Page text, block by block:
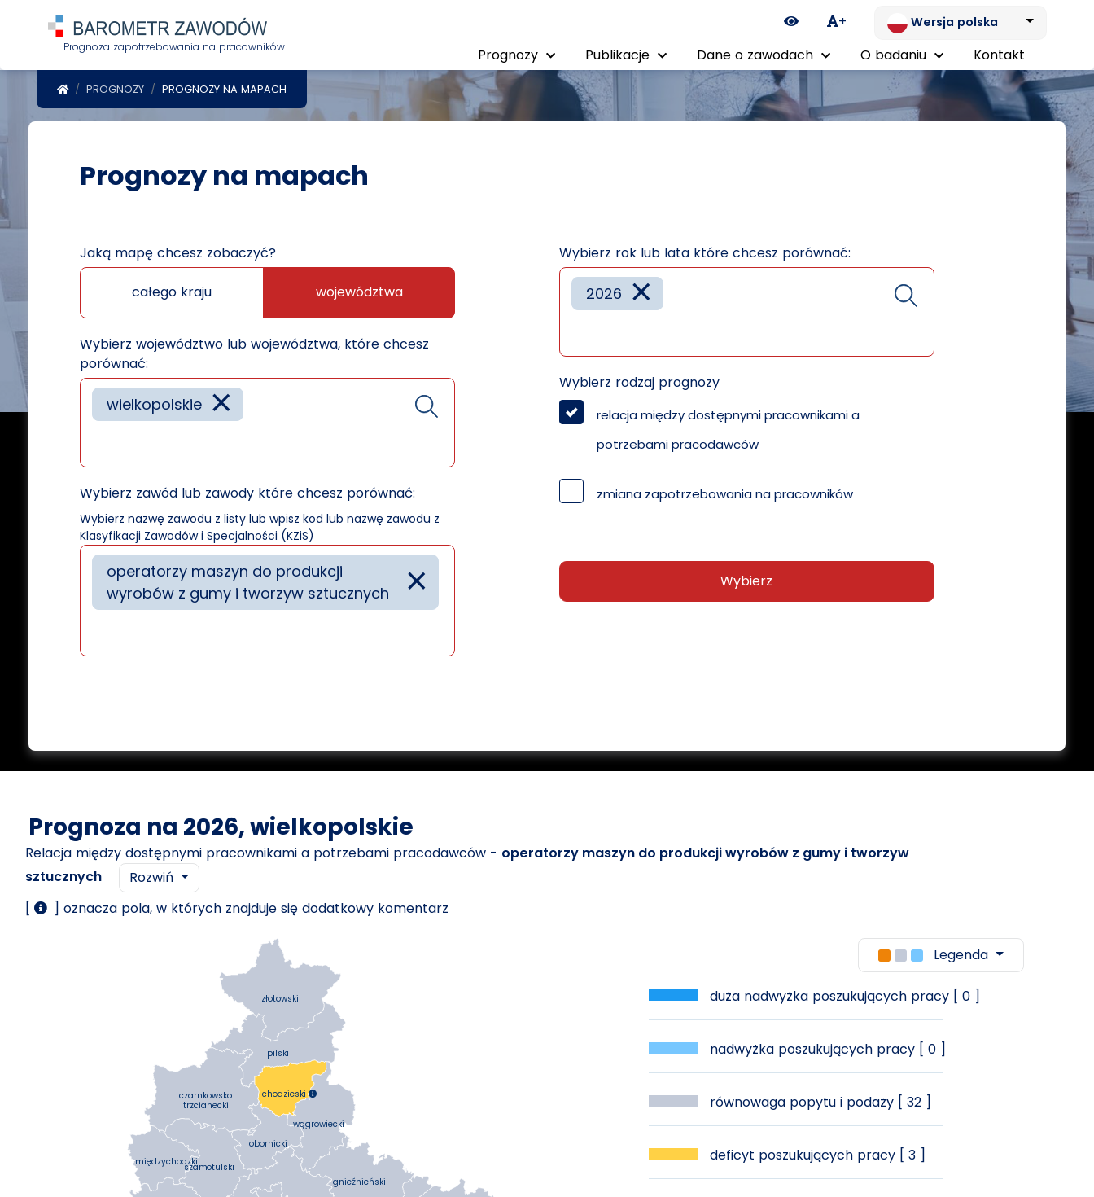
Prognoza zapotrzebowania na pracowników
Ikona zmiany kontrastu
+ Wersja polska
Prognozy Publikacje Dane o zawodach O badaniu Kontakt
POWRÓT DO STRONY GŁÓWNEJ
PROGNOZY PROGNOZY NA MAPACH
Prognozy na mapach
Jaką mapę chcesz zobaczyć?
całego kraju województwa
Wybierz województwo lub województwa, które chcesz
porównać:
×
wielkopolskie
Wybierz zawód lub zawody które chcesz porównać:
Wybierz nazwę zawodu z listy lub wpisz kod lub nazwę zawodu z
Klasyfikacji Zawodów i Specjalności (KZiS)
×
operatorzy maszyn do produkcji
wyrobów z gumy i tworzyw sztucznych
Wybierz rok lub lata które chcesz porównać:
×
2026
Wybierz rodzaj prognozy
relacja między dostępnymi pracownikami a
potrzebami pracodawców
zmiana zapotrzebowania na pracowników
Wybierz
Prognoza na 2026, wielkopolskie
Relacja między dostępnymi pracownikami a potrzebami pracodawców - operatorzy maszyn do produkcji wyrobów z gumy i tworzyw
sztucznych
Rozwiń
[
] oznacza pola, w których znajduje się dodatkowy komentarz
chodzieski
czarnkowsko
trzcianecki
gnieźnieński
międzychodzki
obornicki
pilski
szamotulski
wągrowiecki
złotowski
Legenda
duża nadwyżka poszukujących pracy [ 0 ]
nadwyżka poszukujących pracy [ 0 ]
równowaga popytu i podaży [ 32 ]
deficyt poszukujących pracy [ 3 ]